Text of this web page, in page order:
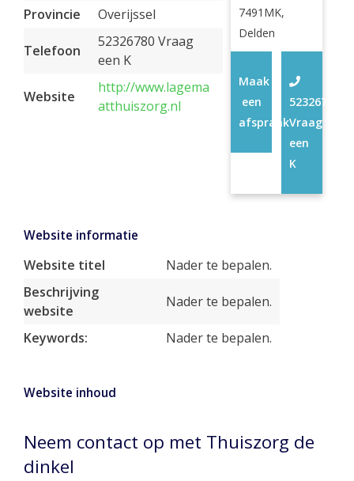
Provincie
Overijssel
Telefoon
52326780 Vraag
een K
Website
http://www.lagema
atthuiszorg.nl
7491MK,
Delden
52326780
Vraag
een
K
Maak
een
afspraak
Website informatie
Website titel
Nader te bepalen.
Beschrijving
website
Nader te bepalen.
Keywords: Nader te bepalen.
Website inhoud
Neem contact op met Thuiszorg de
dinkel